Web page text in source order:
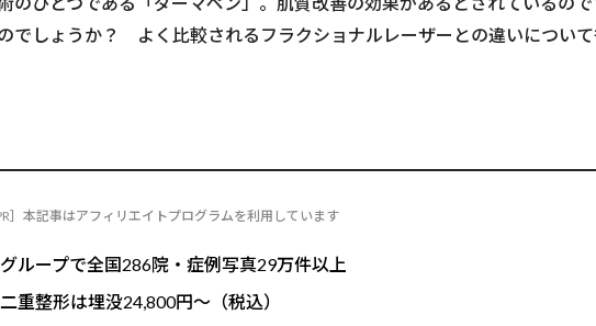
でしょうか？ よく比較されるフラクショナルレーザーとの違いについて
］本記事はアフィリエイトプログラムを利用しています
グループで全国286院・症例写真29万件以上
二重整形は埋没24,800円〜（税込）